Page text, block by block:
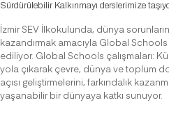
Sürdürülebilir Kalkınmayı derslerimize
İzmir SEV İlkokulunda, dünya
kazandırmak amacıyla Global
ediliyor. Global Schools çalışmaları:
yola çıkarak çevre, dünya ve toplum
açısı geliştirmelerini, farkındalık
yaşanabilir bir dünyaya katkı sunuyor.